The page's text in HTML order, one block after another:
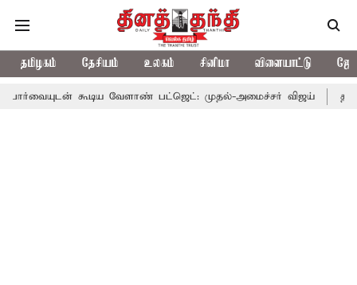
தமிழகம் தேசியம் உலகம் சினிமா விளையாட்டு
கூடிய வேளாண் பட்ஜெட்: முதல்-அமைச்சர் விஜய் தமிழக